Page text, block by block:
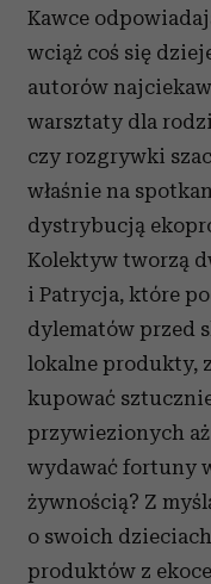
Kawce
wciąż coś się
autorów
warsztaty dla
czy rozgrywki
właśnie na
dystrybucją
Kolektyw tworzą
i Patrycja, które
dylematów przed
lokalne produkty,
kupować
przywiezionych
wydawać fortuny
żywnością? Z
o swoich
produktów z